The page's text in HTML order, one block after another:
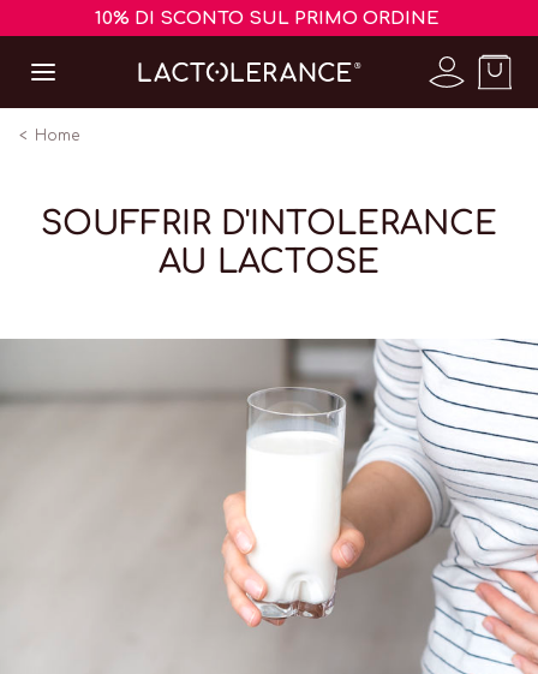
10% DI SCONTO SUL PRIMO ORDINE
Home
SOUFFRIR D'INTOLERANCE
AU LACTOSE